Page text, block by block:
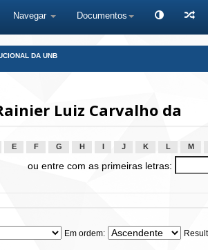
Navegar Documentos
DA UNB
Luiz Carvalho da
E F G H J K L M
ou entre com as primeiras letras:
Em ordem: